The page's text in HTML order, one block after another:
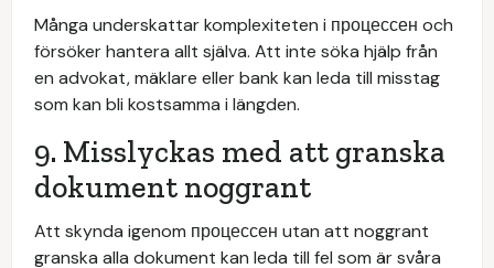
Många underskattar komplexiteten i процессен och
försöker hantera allt själva. Att inte söka hjälp från
en advokat, mäklare eller bank kan leda till misstag
som kan bli kostsamma i längden.
9. Misslyckas med att granska
dokument noggrant
Att skynda igenom процессен utan att noggrant
granska alla dokument kan leda till fel som är svåra